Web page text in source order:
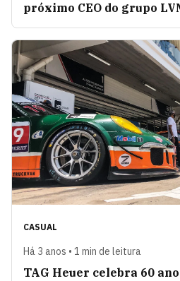
próximo CEO do grupo
CASUAL
Há 3 anos • 1 min de leitura
TAG Heuer celebra 60